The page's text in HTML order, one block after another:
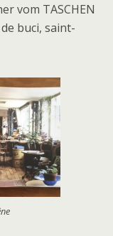
vom TASCHEN
buci, saint-